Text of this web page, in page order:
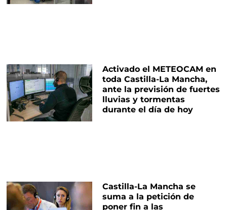
Activado el METEOCAM en
toda Castilla-La Mancha,
ante la previsión de fuertes
lluvias y tormentas
durante el día de hoy
Castilla-La Mancha se
suma a la petición de
poner fin a las